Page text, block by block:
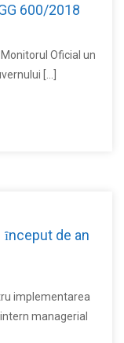
600/2018
Oficial un
[…]
ȋnceput de an
implementarea
managerial